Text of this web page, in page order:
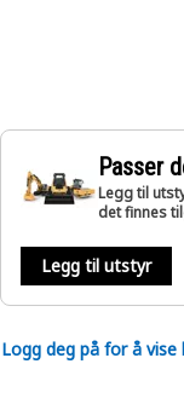
Passer
Legg til
det finnes
Legg til utstyr
Logg deg på for å vise